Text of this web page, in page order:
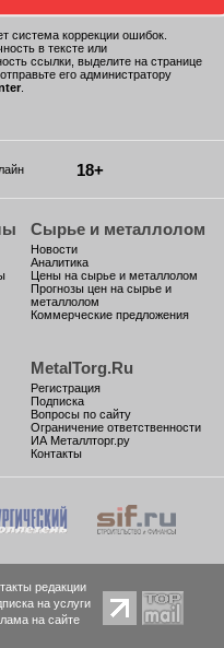
система коррекции ошибок.
в тексте или
ссылки, выделите на странице
его администратору
.
18+
Сырье и металлолом
Новости
Аналитика
Цены на сырье и металлолом
Прогнозы цен на сырье и
металлолом
Коммерческие предложения
MetalTorg.Ru
Регистрация
Подписка
Вопросы по сайту
Ограничение ответственности
ИА Металлторг.ру
Контакты
редакции
на услуги
на сайте